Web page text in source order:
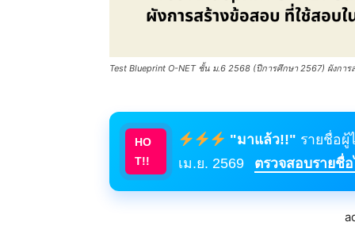
Test Blueprint O-NET ชั้น ม.6 2568 (ปีการศึกษา 2567) ผังก
HO
T!!
"มาแล้ว!!" รายชื่อผู้
เม.ย. 2569
ตรวจสอบรายชื่